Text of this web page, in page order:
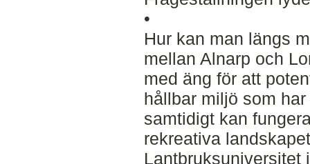
•
Hur kan man längs
mellan Alnarp och
med äng för att
hållbar miljö som
samtidigt kan
rekreativa
Lantbruksuniversitet